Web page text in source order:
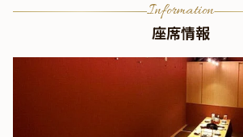
Information
座席情報